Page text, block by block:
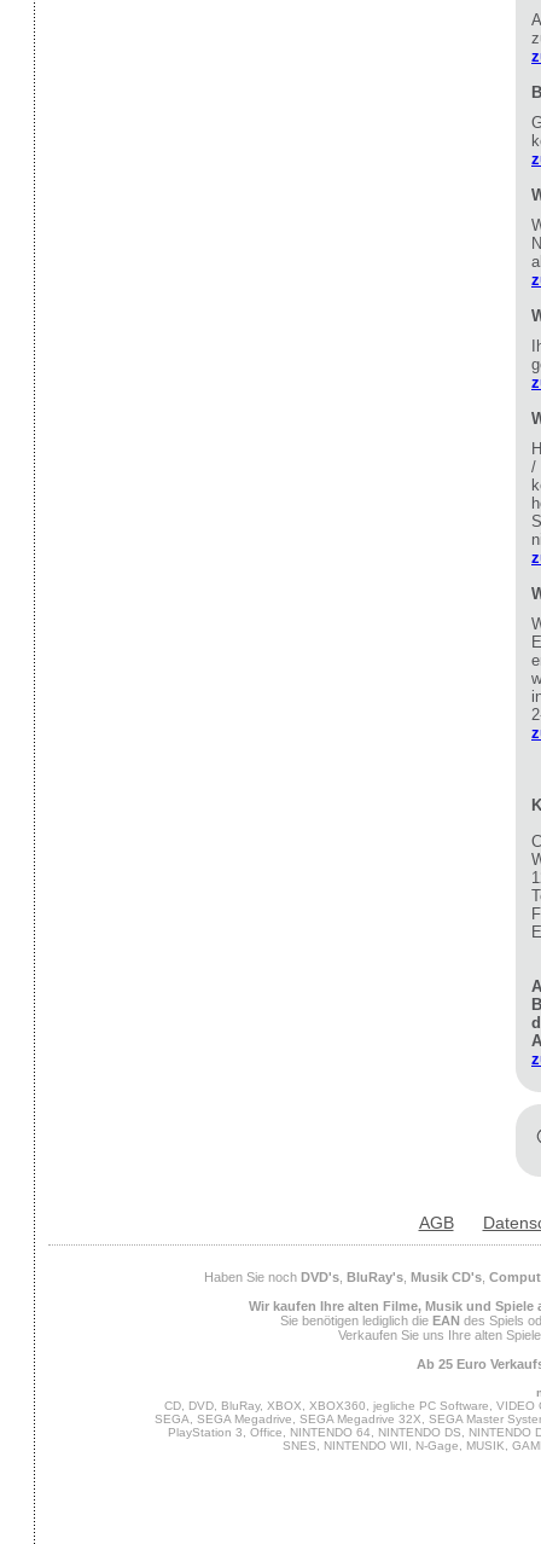
/
AGB
Haben Sie noch DVD's, BluRay's, Musik CD's,
Wir kaufen Ihre alten Filme, Musik und Spiele
Sie benötigen lediglich die EAN des Spiels
Verkaufen Sie uns Ihre alten
Ab 25 Euro
CD, DVD, BluRay, XBOX, XBOX360, jegliche PC Software,
SEGA, SEGA Megadrive, SEGA Megadrive 32X, SEGA Master
PlayStation 3, Office, NINTENDO 64, NINTENDO DS,
SNES, NINTENDO WII, N-Gage, MUSIK,